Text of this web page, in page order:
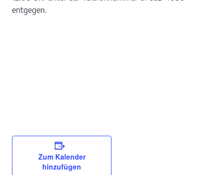
entgegen.
Zum Kalender
hinzufügen